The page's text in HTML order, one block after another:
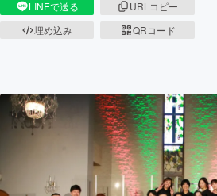
LINEで送る
URLコピー
埋め込み
QRコード